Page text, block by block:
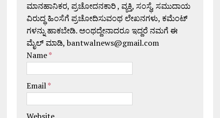
ಮಾನಹಾನಿಕರ, ಪ್ರಚೋದನಕಾರಿ , ವ್ಯಕ್ತಿ, ಸಂಸ್ಥೆ, ಸಮುದಾಯ
ವಿರುದ್ಧ ಹಿಂಸೆಗೆ ಪ್ರಚೋದಿಸುವಂಥ ಲೇಖನಗಳು, ಕಮೆಂಟ್
ಗಳನ್ನು ಹಾಕಬೇಡಿ. ಅಂಥದ್ದೇನಾದರೂ ಇದ್ದರೆ ನಮಗೆ ಈ
ಮೈಲ್ ಮಾಡಿ, bantwalnews@gmail.com
Name*
Email*